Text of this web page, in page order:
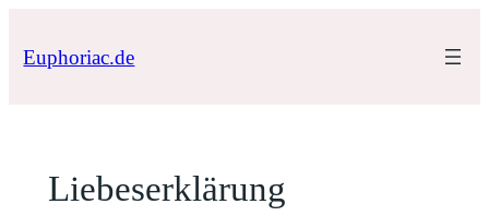
Inhalt
Euphoriac.de
Liebeserklärung